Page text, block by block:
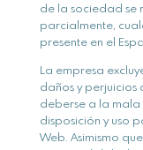
de la sociedad se
parcialmente,
presente en el
La empresa
daños y
deberse a la mala
disposición y uso
Web. Asimismo